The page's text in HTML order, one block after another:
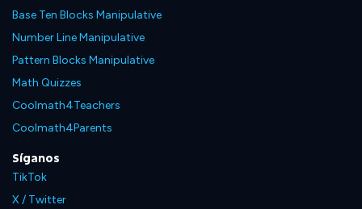
Base Ten Blocks Manipulative
Number Line Manipulative
Pattern Blocks Manipulative
Math Quizzes
Coolmath4Teachers
Coolmath4Parents
Síganos
TikTok
X / Twitter